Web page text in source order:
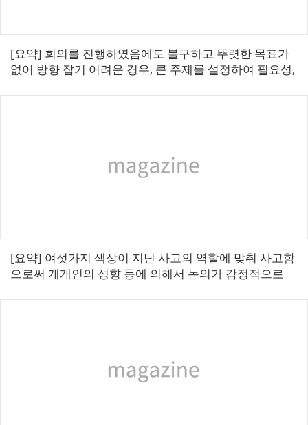
[요약] 회의를 진행하였음에도 불구하고 뚜렷한 목표가
없어 방향 잡기 어려운 경우, 큰 주제를 설정하여 필요성,
법이다. ■ 목표도출형...
[요약] 여섯가지 색상이 지닌 사고의 역할에 맞춰 사고함
으로써 개개인의 성향 등에 의해서 논의가 감정적으로
있도록 도와주는 기법이다. ■ 여...